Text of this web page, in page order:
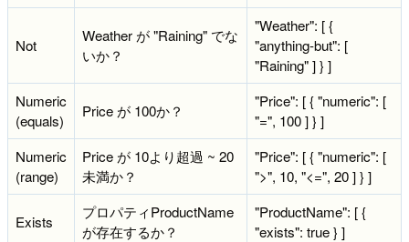
Not
Weather が "Raining" でな
いか？
"Weather": [ {
"anything-but": [
"Raining" ] } ]
Numeric
(equals)
Price が 100か？
"Price": [ { "numeric": [
"=", 100 ] } ]
Numeric
(range)
Price が 10より超過 ~ 20
未満か？
"Price": [ { "numeric": [
">", 10, "<=", 20 ] } ]
Exists
プロパティProductName
が存在するか？
"ProductName": [ {
"exists": true } ]